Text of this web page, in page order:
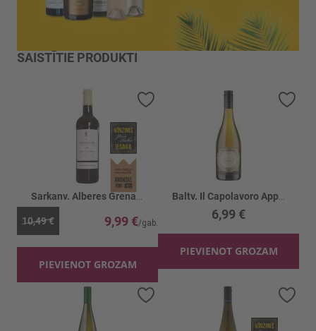
SAISTĪTIE PRODUKTI
10,49 € 9,99 €
PIEVIENOT GROZAM
6,99 €
PIEVIENOT GROZAM